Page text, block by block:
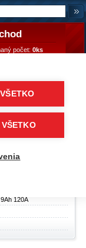
počet: 0ks
- MAINTENANCE FREE
120A